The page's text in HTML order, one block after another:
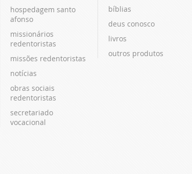
hospedagem santo
afonso
missionários
redentoristas
missões redentoristas
notícias
obras sociais
redentoristas
secretariado
vocacional
bíblias
deus conosco
livros
outros produtos